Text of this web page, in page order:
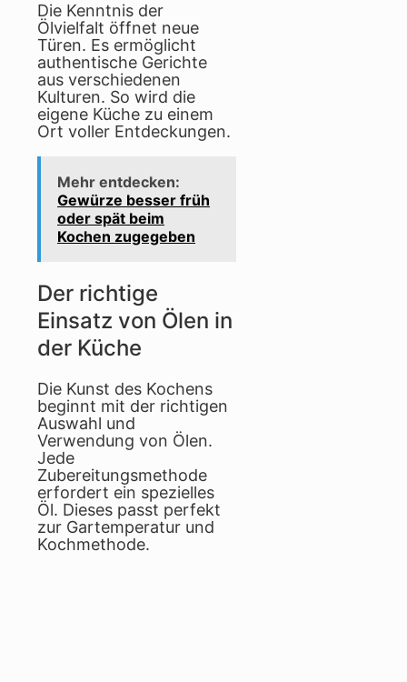
Die Kenntnis der
Ölvielfalt öffnet neue
Türen. Es ermöglicht
authentische Gerichte
aus verschiedenen
Kulturen. So wird die
eigene Küche zu einem
Ort voller Entdeckungen.
Mehr entdecken:
Gewürze besser früh
oder spät beim
Kochen zugegeben
Der richtige
Einsatz von Ölen in
der Küche
Die Kunst des Kochens
beginnt mit der richtigen
Auswahl und
Verwendung von Ölen.
Jede
Zubereitungsmethode
erfordert ein spezielles
Öl. Dieses passt perfekt
zur Gartemperatur und
Kochmethode.